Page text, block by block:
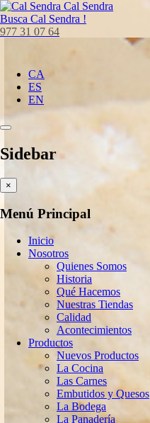
Cal Sendra
Busca Cal Sendra !
977 31 07 64
CA
ES
EN
Sidebar
×
Menú Principal
Inicio
Nosotros
Quienes Somos
Historia
Qué Hacemos
Nuestras Tiendas
Calidad
Acontecimientos
Productos
Nuevos Productos
La Cocina
Las Carnes
Embutidos y Quesos
La Bodega
La Panadería